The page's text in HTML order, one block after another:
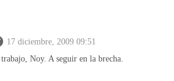
17 diciembre, 2009 09:51
Noy. A seguir en la brecha.